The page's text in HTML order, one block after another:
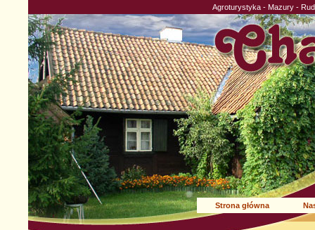
Agroturystyka - Mazury -
Strona główna